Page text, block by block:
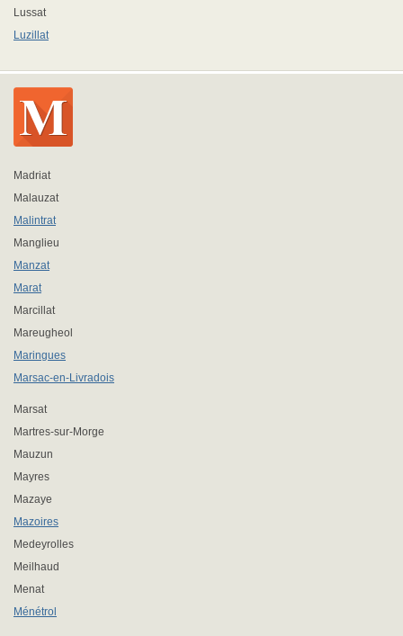
Lussat
Luzillat
Madriat
Malauzat
Malintrat
Manglieu
Manzat
Marat
Marcillat
Mareugheol
Maringues
Marsac-en-Livradois
Marsat
Martres-sur-Morge
Mauzun
Mayres
Mazaye
Mazoires
Medeyrolles
Meilhaud
Menat
Ménétrol